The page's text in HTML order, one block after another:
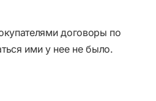
договоры по
ими у нее не было.